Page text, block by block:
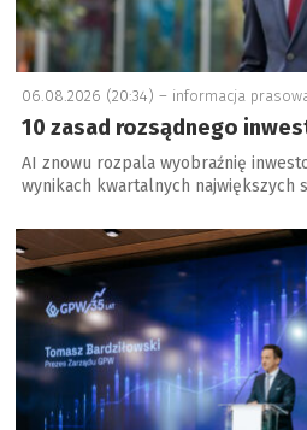
06.08.2026 (20:34) – informacja
10 zasad rozsądnego
AI znowu rozpala wyobraźnię
wynikach kwartalnych największych
a